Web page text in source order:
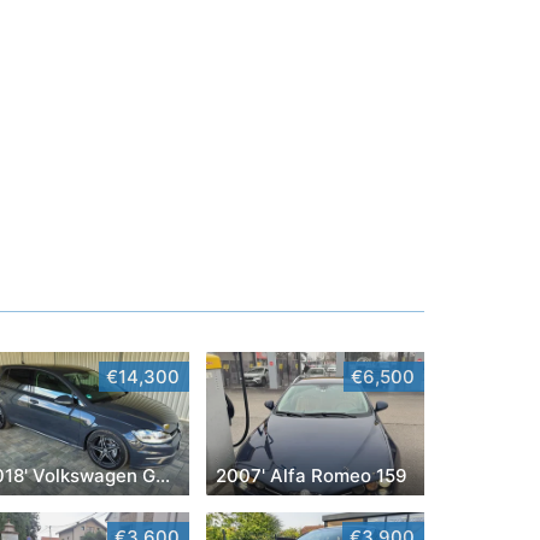
€14,300
2018' Volkswagen Golf VII
€6,500
2007' Alfa Romeo 159